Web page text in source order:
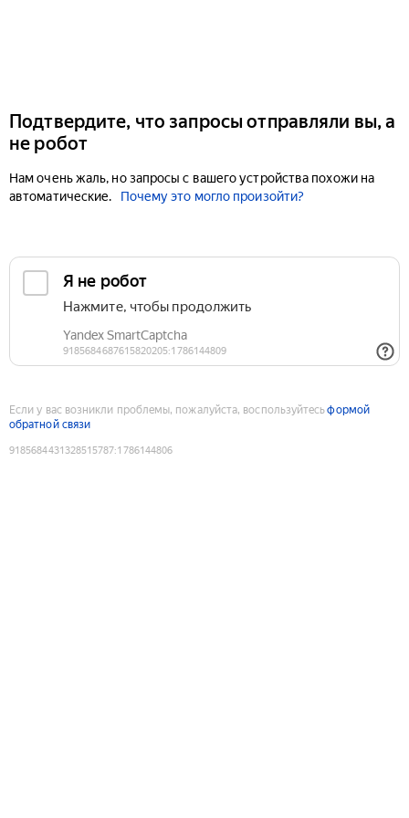
Подтвердите, что запросы отправляли вы, а
не робот
Нам очень жаль, но запросы с вашего устройства похожи на
автоматические.
Почему это могло произойти?
Если у вас возникли проблемы, пожалуйста, воспользуйтесьформой
обратной связи
9185684431328515787:1786144806